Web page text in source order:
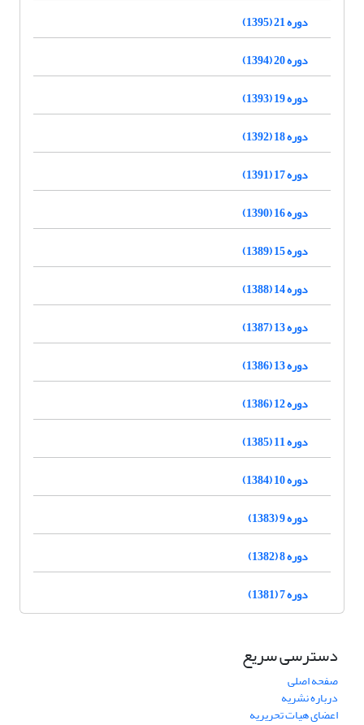
دوره 21 (1395)
دوره 20 (1394)
دوره 19 (1393)
دوره 18 (1392)
دوره 17 (1391)
دوره 16 (1390)
دوره 15 (1389)
دوره 14 (1388)
دوره 13 (1387)
دوره 13 (1386)
دوره 12 (1386)
دوره 11 (1385)
دوره 10 (1384)
دوره 9 (1383)
دوره 8 (1382)
دوره 7 (1381)
دسترسی سریع
صفحه اصلی
درباره نشریه
اعضای هیات تحریریه